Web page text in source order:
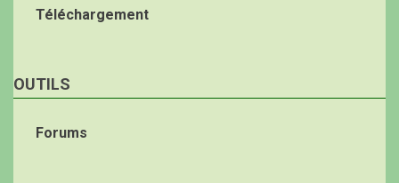
Téléchargement
OUTILS
Forums